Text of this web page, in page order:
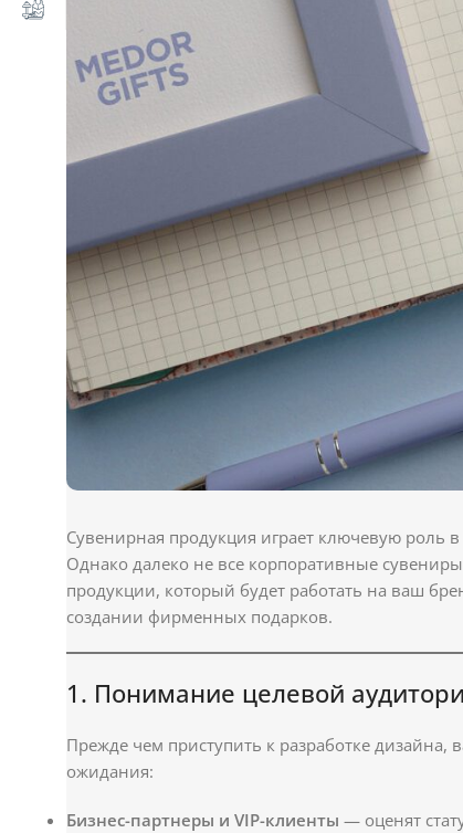
Сувенирная продукция играет ключевую роль
Однако далеко не все корпоративные
продукции, который будет работать на ваш
создании фирменных подарков.
1. Понимание целевой
Прежде чем приступить к разработке
ожидания:
Бизнес-партнеры и VIP-клиенты — оценят